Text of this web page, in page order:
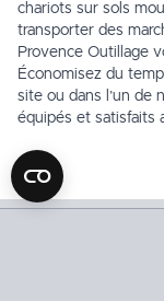
chariots sur sols
transporter des
Provence Outillage
Économisez du
site ou dans l’un de
équipés et satisfaits